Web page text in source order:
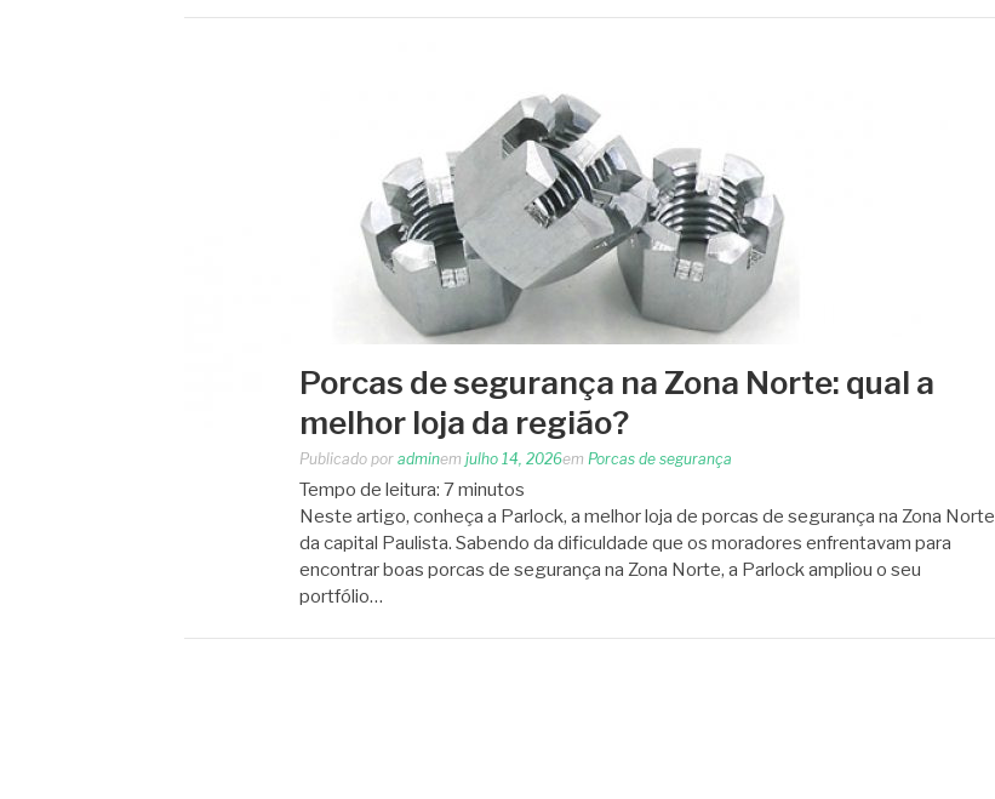
Porcas de segurança na Zona Norte: qual a
melhor loja da região?
Publicado por adminem julho 14, 2026em Porcas de segurança
Tempo de leitura: 7minutos
Neste artigo, conheça a Parlock, a melhor loja de porcas de segurança na Zona Norte
da capital Paulista. Sabendo da dificuldade que os moradores enfrentavam para
encontrar boas porcas de segurança na Zona Norte, a Parlock ampliou o seu
portfólio…